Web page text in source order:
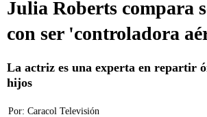
Julia Roberts compara
con ser 'controladora
La actriz es una experta en repartir
hijos
Por: Caracol Televisión